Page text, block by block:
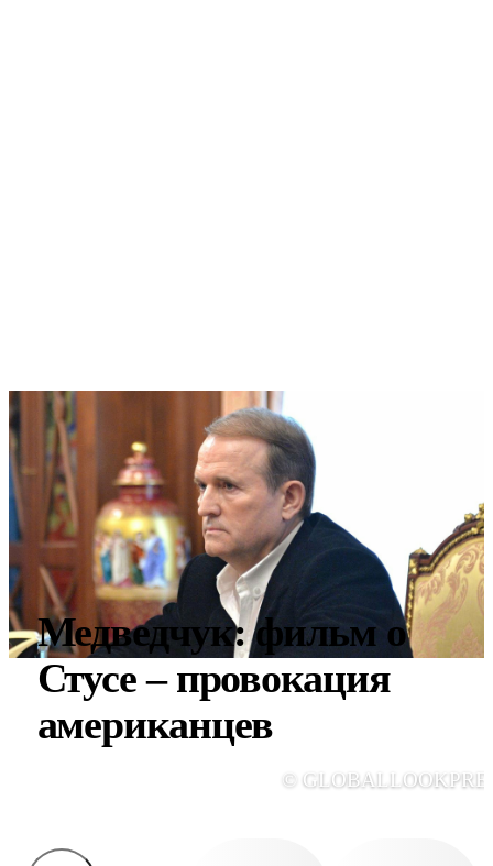
Медведчук: фильм о
Стусе – провокация
американцев
©